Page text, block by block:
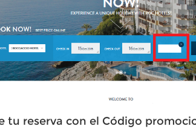
tu reserva con el Código